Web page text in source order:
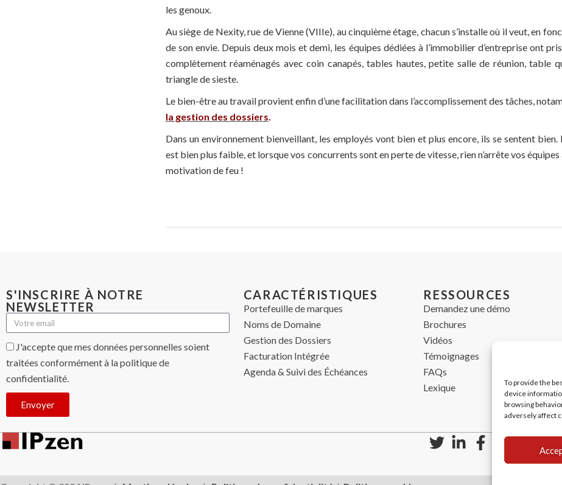
To provide the
device
browsing
adversely affect
les genoux.
Au siège de Nexity, rue de Vienne (VIIIe), au cinquième étage, chacun s’installe où il veut, en
de son envie. Depuis deux mois et demi, les équipes dédiées à l’immobilier d’entreprise ont
complètement réaménagés avec coin canapés, tables hautes, petite salle de réunion, table
triangle de sieste.
Le bien-être au travail provient enfin d’une facilitation dans l’accomplissement des tâches,
la gestion des dossiers.
Dans un environnement bienveillant, les employés vont bien et plus encore, ils se sentent bien.
est bien plus faible, et lorsque vos concurrents sont en perte de vitesse, rien n’arrête vos
motivation de feu !
CARACTÉRISTIQUES
Portefeuille de marques
Noms de Domaine
Gestion des Dossiers
Facturation Intégrée
Agenda & Suivi des Échéances
S'INSCRIRE À NOTRE
NEWSLETTER
J'accepte que mes données personnelles soient
traitées conformément à la politique de
confidentialité.
Envoyer
RESSOURCES
Demandez une démo
Brochures
Vidéos
Témoignages
FAQs
Lexique